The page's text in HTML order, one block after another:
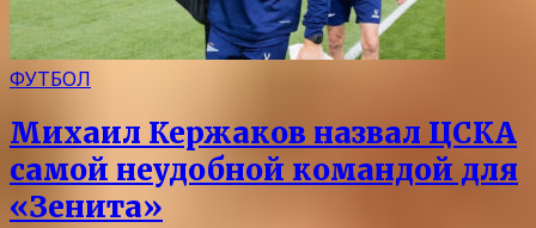
ФУТБОЛ
Михаил Кержаков назвал ЦСКА
самой неудобной командой для
«Зенита»